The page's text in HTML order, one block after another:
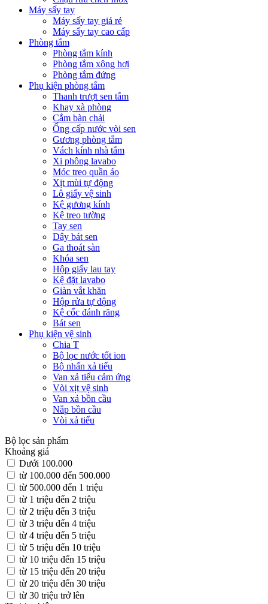
Máy sấy tay
Máy sấy tay giá rẻ
Máy sấy tay cao cấp
Phòng tắm
Phòng tắm kính
Phòng tắm xông hơi
Phòng tắm đứng
Phụ kiện phòng tắm
Thanh trượt sen tắm
Khay xà phòng
Cắm bàn chải
Ống cấp nước vòi sen
Gương phòng tắm
Vách kính nhà tắm
Xi phông lavabo
Móc treo quần áo
Xịt mùi tự động
Lô giấy vệ sinh
Kệ gương kính
Kệ treo tường
Tay sen
Dây bát sen
Ga thoát sàn
Khóa sen
Hộp giấy lau tay
Kệ đặt lavabo
Giàn vắt khăn
Hộp rửa tự động
Kệ cốc đánh răng
Bát sen
Phụ kiện vệ sinh
Chia T
Bộ lọc nước tốt ion
Bộ nhấn xả tiểu
Van xả tiểu cảm ứng
Vòi xịt vệ sinh
Van xả bồn cầu
Nắp bồn cầu
Vòi xả tiểu
Bộ lọc sản phẩm
Khoảng giá
Dưới 100.000
từ 100.000 đến 500.000
từ 500.000 đến 1 triệu
từ 1 triệu đến 2 triệu
từ 2 triệu đến 3 triệu
từ 3 triệu đến 4 triệu
từ 4 triệu đến 5 triệu
từ 5 triệu đến 10 triệu
từ 10 triệu đến 15 triệu
từ 15 triệu đến 20 triệu
từ 20 triệu đến 30 triệu
từ 30 triệu trở lên